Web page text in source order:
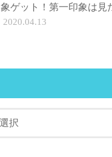
象ゲット！第一印象は見
2020.04.13